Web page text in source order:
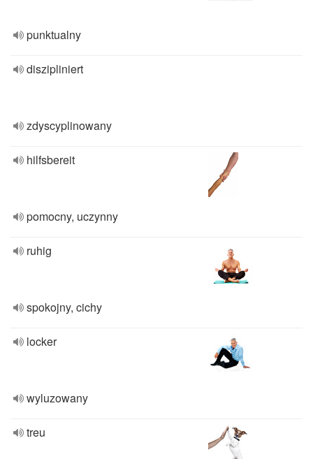
punktualny
diszipliniert
zdyscyplinowany
hilfsbereit
pomocny, uczynny
ruhig
spokojny, cichy
locker
wyluzowany
treu